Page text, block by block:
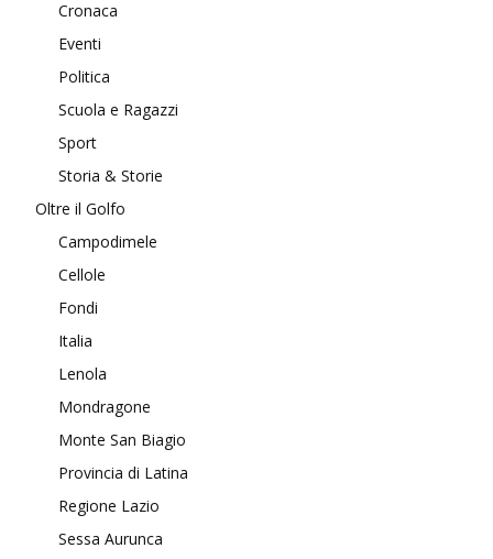
Cronaca
Eventi
Politica
Scuola e Ragazzi
Sport
Storia & Storie
Oltre il Golfo
Campodimele
Cellole
Fondi
Italia
Lenola
Mondragone
Monte San Biagio
Provincia di Latina
Regione Lazio
Sessa Aurunca